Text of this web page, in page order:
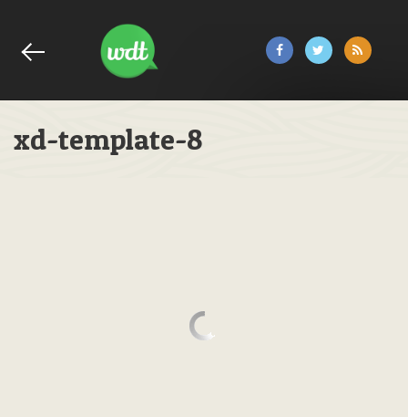
xd-template-8